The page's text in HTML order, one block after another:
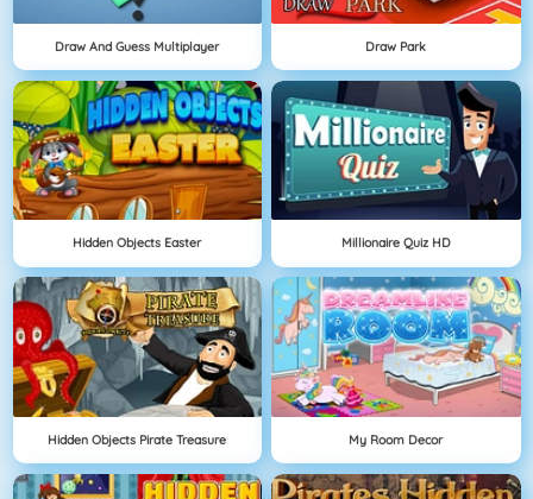
Draw And Guess Multiplayer Draw Park
Hidden Objects Easter Millionaire Quiz HD
Hidden Objects Pirate Treasure My Room Decor